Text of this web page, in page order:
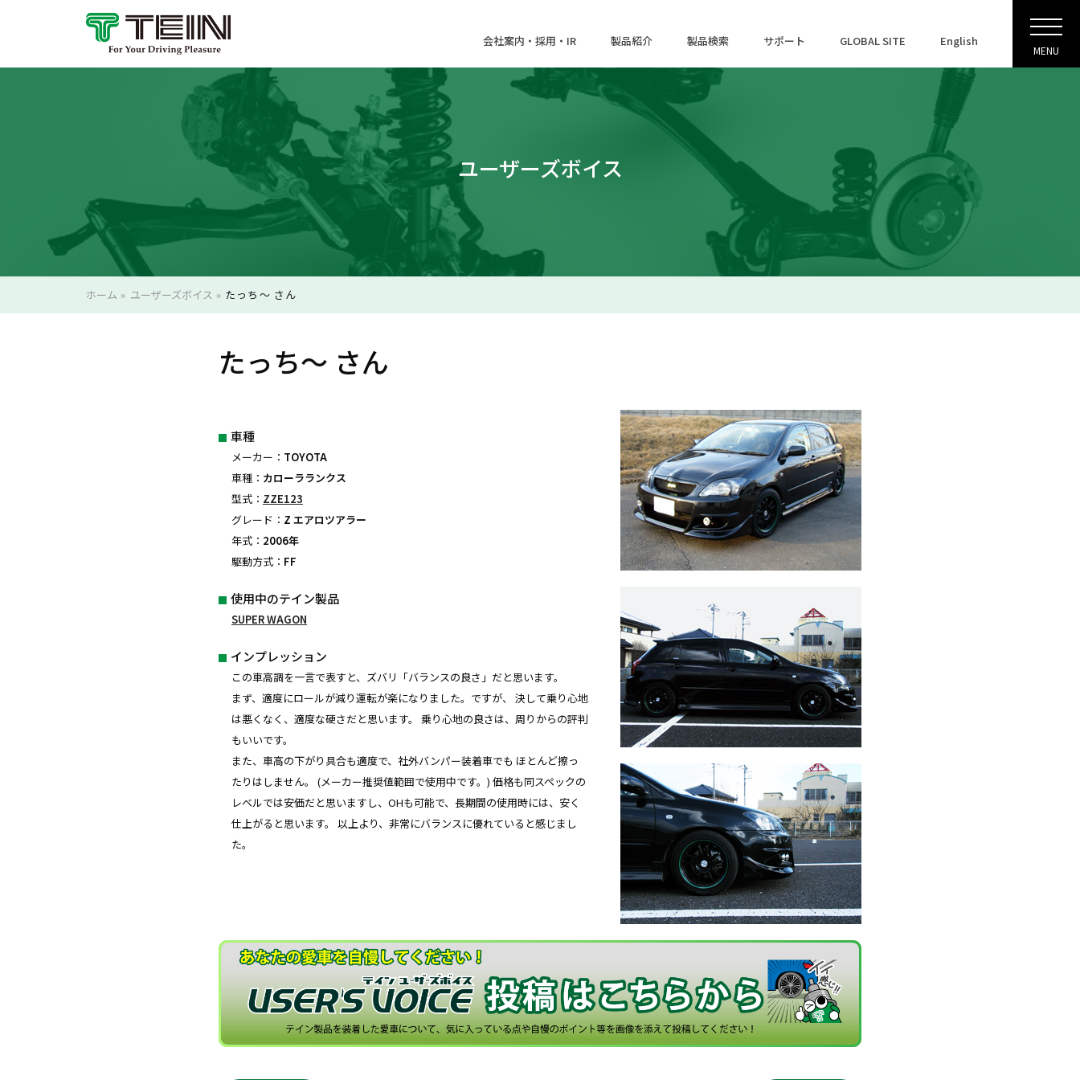
会社案内・採用・IR 製品紹介 製品検索 サポート GLOBAL SITE English
MENU
ユーザーズボイス
ホーム » ユーザーズボイス » たっち〜 さん
たっち〜 さん
車種
メーカー： TOYOTA
車種： カローラランクス
型式： ZZE123
グレード： Z エアロツアラー
年式： 2006年
駆動方式： FF
使用中のテイン製品
SUPER WAGON
インプレッション
この車高調を一言で表すと、ズバリ「バランスの良さ」だと思います。
まず、適度にロールが減り運転が楽になりました。ですが、 決して乗り心地
は悪くなく、適度な硬さだと思います。 乗り心地の良さは、周りからの評判
もいいです。
また、車高の下がり具合も適度で、社外バンパー装着車でも ほとんど擦っ
たりはしません。 (メーカー推奨値範囲で使用中です。) 価格も同スペックの
レベルでは安価だと思いますし、OHも可能で、長期間の使用時には、安く
仕上がると思います。 以上より、非常にバランスに優れていると感じまし
た。